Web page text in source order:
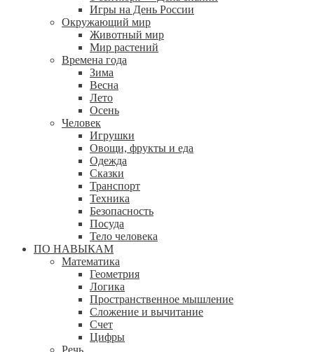
Игры на День России
Окружающий мир
Животный мир
Мир растений
Времена года
Зима
Весна
Лето
Осень
Человек
Игрушки
Овощи, фрукты и еда
Одежда
Сказки
Транспорт
Техника
Безопасность
Посуда
Тело человека
ПО НАВЫКАМ
Математика
Геометрия
Логика
Пространственное мышление
Сложение и вычитание
Счет
Цифры
Речь